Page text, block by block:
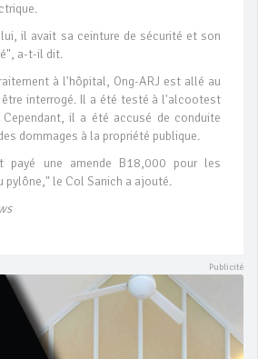
il avait sa ceinture de sécurité et son
a-t-il dit.
à l'hôpital, Ong-ARJ est allé au
interrogé. Il a été testé à l'alcootest
il a été accusé de conduite
dommages à la propriété publique.
payé une amende B18,000 pour les
pylône," le Col Sanich a ajouté.